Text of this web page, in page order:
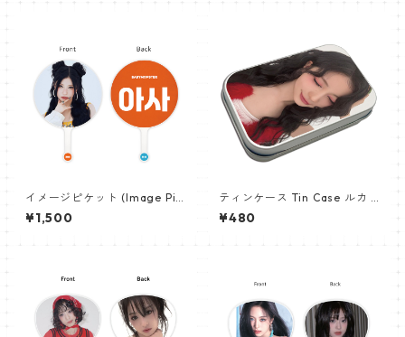
イメージピケット (Image Pic
ket) うちわ - アサ (ASA 01)
¥1,500
ティンケース Tin Case ルカ R
UKA 01
¥480